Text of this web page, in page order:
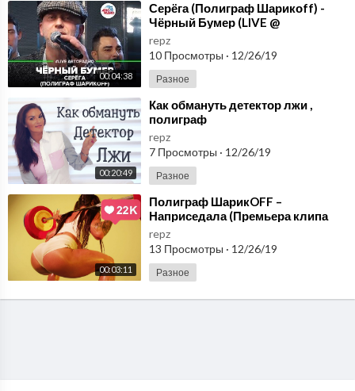
00:04:38
⁣Серёга (Полиграф Шарикоff) -
Чёрный Бумер (LIVE @
Авторадио)
repz
10 Просмотры · 12/26/19
Разное
00:20:49
⁣Как обмануть детектор лжи ,
полиграф
repz
7 Просмотры · 12/26/19
Разное
00:03:11
⁣Полиграф ШарикOFF –
Наприседала (Премьера клипа
2019)
repz
13 Просмотры · 12/26/19
Разное